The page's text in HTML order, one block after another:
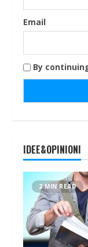
Email
By
IDEE&OPINIONI
2 MIN READ